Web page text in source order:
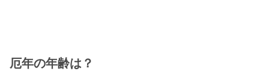
厄年の年齢は？